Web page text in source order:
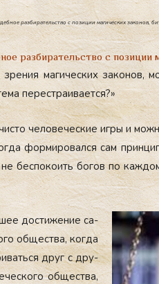
разбирательство с позиции магических законов,
разбирательство с позиции
ма­гичес­ких за­конов,
пе­рес­тра­ива­ет­ся?»
че­лове­чес­кие иг­ры и
фор­ми­ровал­ся сам
бес­по­ко­ить бо­гов по
дос­ти­жение са­
об­щес­тва, ког­да
друг с дру­
об­щес­тва,